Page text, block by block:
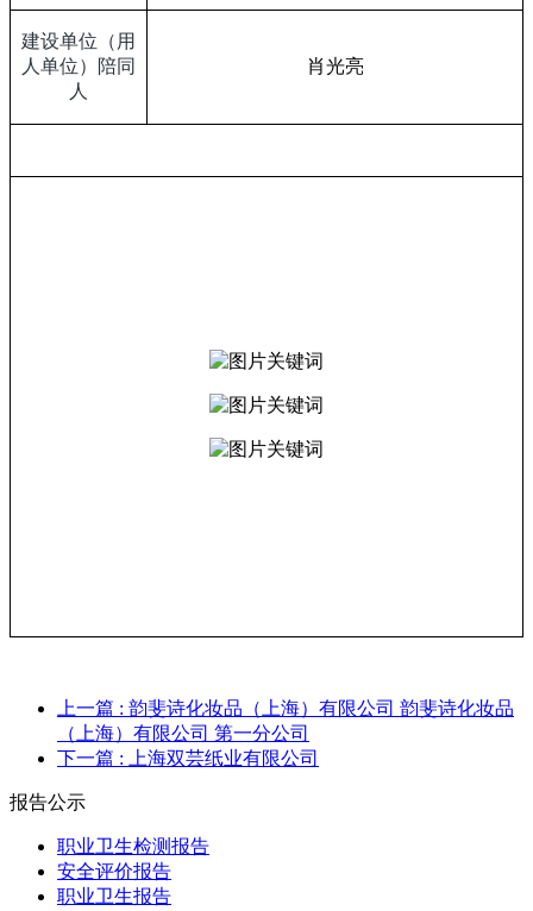
建设单位（用
人单位）陪同
人
肖光亮
上一篇 : 韵斐诗化妆品（上海）有限公司 韵斐诗化妆品
（上海）有限公司 第一分公司
下一篇 : 上海双芸纸业有限公司
报告公示
职业卫生检测报告
安全评价报告
职业卫生报告